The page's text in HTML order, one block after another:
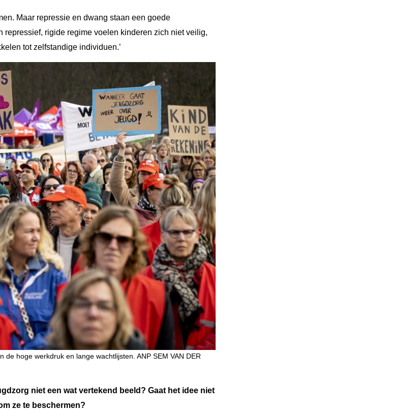
Maar repressie en dwang staan een goede
rigide regime voelen kinderen zich niet veilig,
tot zelfstandige individuen.’
hoge werkdruk en lange wachtlijsten. ANP SEM VAN DER
niet een wat vertekend beeld? Gaat het idee niet
ze te beschermen?